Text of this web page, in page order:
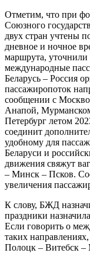
Отметим, что при
Союзного
двух стран учтены
дневное и ночное
маршрута,
международные
Беларусь – Россия
пассажиропоток
сообщении с
Анапой,
Петербург летом
соединит
удобному для
Беларуси и
движения свяжут
– Минск – Псков.
увеличения
К слову, БЖД
праздники
Если говорить о
таких
Полоцк – Витебск –